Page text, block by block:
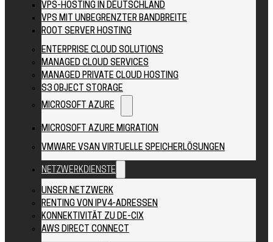
VPS-HOSTING IN DEUTSCHLAND
VPS MIT UNBEGRENZTER BANDBREITE
ROOT SERVER HOSTING
ENTERPRISE CLOUD SOLUTIONS
MANAGED CLOUD SERVICES
MANAGED PRIVATE CLOUD HOSTING
S3 OBJECT STORAGE
MICROSOFT AZURE
MICROSOFT AZURE MIGRATION
VMWARE VSAN VIRTUELLE SPEICHERLÖSUNGEN
NETZWERKDIENSTE
UNSER NETZWERK
RENTING VON IPV4-ADRESSEN
KONNEKTIVITÄT ZU DE-CIX
AWS DIRECT CONNECT